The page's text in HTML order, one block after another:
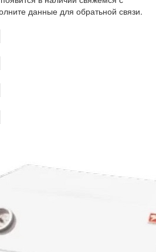
данные для обратьной связи.